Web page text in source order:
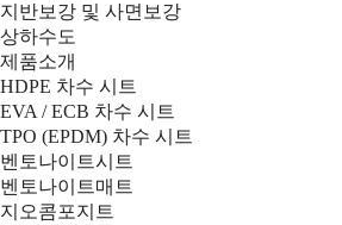
지반보강 및 사면보강
상하수도
제품소개
HDPE 차수 시트
EVA / ECB 차수 시트
TPO (EPDM) 차수 시트
벤토나이트시트
벤토나이트매트
지오콤포지트